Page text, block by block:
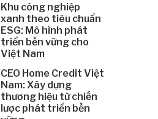
Khu công nghiệp
xanh theo tiêu chuẩn
ESG: Mô hình phát
triển bền vững cho
Việt Nam
CEO Home Credit Việt
Nam: Xây dựng
thương hiệu từ chiến
lược phát triển bền